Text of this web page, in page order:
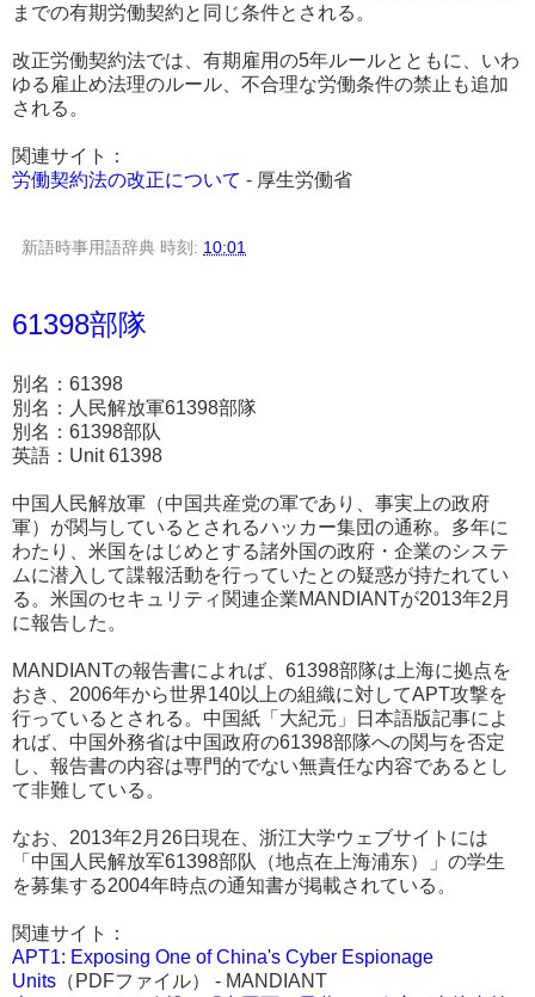
までの有期労働契約と同じ条件とされる。
改正労働契約法では、有期雇用の5年ルールとともに、いわ
ゆる雇止め法理のルール、不合理な労働条件の禁止も追加
される。
関連サイト：
労働契約法の改正について - 厚生労働省
新語時事用語辞典 時刻: 10:01
61398部隊
別名：61398
別名：人民解放軍61398部隊
別名：61398部队
英語：Unit 61398
中国人民解放軍（中国共産党の軍であり、事実上の政府
軍）が関与しているとされるハッカー集団の通称。多年に
わたり、米国をはじめとする諸外国の政府・企業のシステ
ムに潜入して諜報活動を行っていたとの疑惑が持たれてい
る。米国のセキュリティ関連企業MANDIANTが2013年2月
に報告した。
MANDIANTの報告書によれば、61398部隊は上海に拠点を
おき、2006年から世界140以上の組織に対してAPT攻撃を
行っているとされる。中国紙「大紀元」日本語版記事によ
れば、中国外務省は中国政府の61398部隊への関与を否定
し、報告書の内容は専門的でない無責任な内容であるとし
て非難している。
なお、2013年2月26日現在、浙江大学ウェブサイトには
「中国人民解放军61398部队（地点在上海浦东）」の学生
を募集する2004年時点の通知書が掲載されている。
関連サイト：
APT1: Exposing One of China's Cyber Espionage
Units （PDFファイル） - MANDIANT